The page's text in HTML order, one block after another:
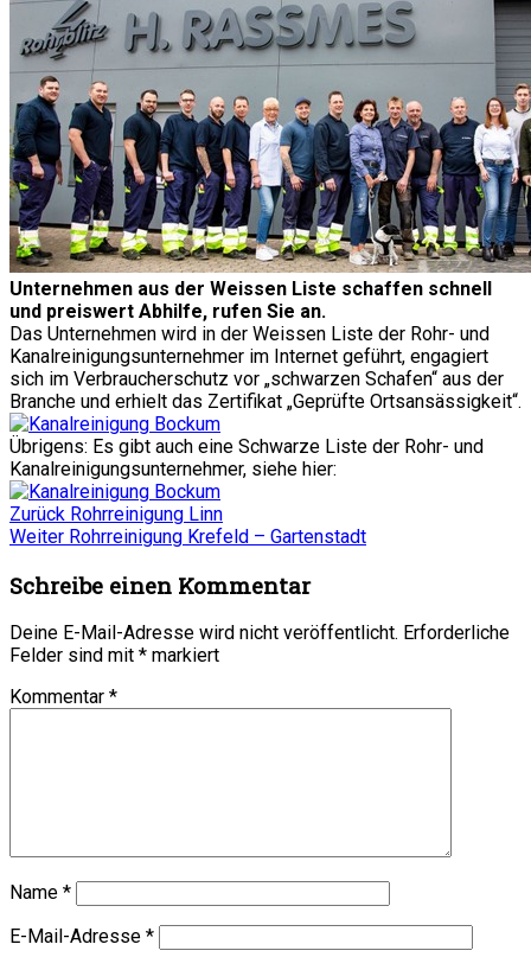
Unternehmen aus der Weissen Liste schaffen schnell
und preiswert Abhilfe, rufen Sie an.
Das Unternehmen wird in der Weissen Liste der Rohr- und
Kanalreinigungsunternehmer im Internet geführt, engagiert
sich im Verbraucherschutz vor „schwarzen Schafen“ aus der
Branche und erhielt das Zertifikat „Geprüfte Ortsansässigkeit“.
Übrigens: Es gibt auch eine Schwarze Liste der Rohr- und
Kanalreinigungsunternehmer, siehe hier:
Beitragsnavigation
Zurück Vorheriger
Beitrag:
Rohrreinigung Linn
Weiter Nächster
Rohrreinigung Krefeld – Gartenstadt
Schreibe einen Kommentar
Deine E-Mail-Adresse wird nicht veröffentlicht. Erforderliche
Felder sind mit * markiert
Kommentar *
Name *
E-Mail-Adresse *